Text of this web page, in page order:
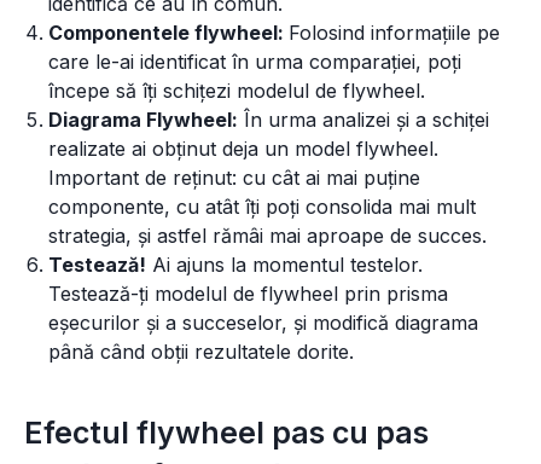
Componentele flywheel: Folosind informațiile pe
care le-ai identificat în urma comparației, poți
începe să îți schițezi modelul de flywheel.
Diagrama Flywheel: În urma analizei și a schiței
realizate ai obținut deja un model flywheel.
Important de reținut: cu cât ai mai puține
componente, cu atât îți poți consolida mai mult
strategia, și astfel rămâi mai aproape de succes.
Testează! Ai ajuns la momentul testelor.
Testează-ți modelul de flywheel prin prisma
eșecurilor și a succeselor, și modifică diagrama
până când obții rezultatele dorite.
Efectul flywheel pas cu pas